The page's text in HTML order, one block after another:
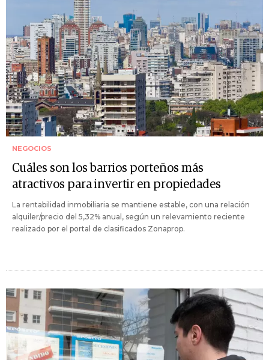
NEGOCIOS
Cuáles son los barrios porteños más
atractivos para invertir en propiedades
La rentabilidad inmobiliaria se mantiene estable, con una relación
alquiler/precio del 5,32% anual, según un relevamiento reciente
realizado por el portal de clasificados Zonaprop.